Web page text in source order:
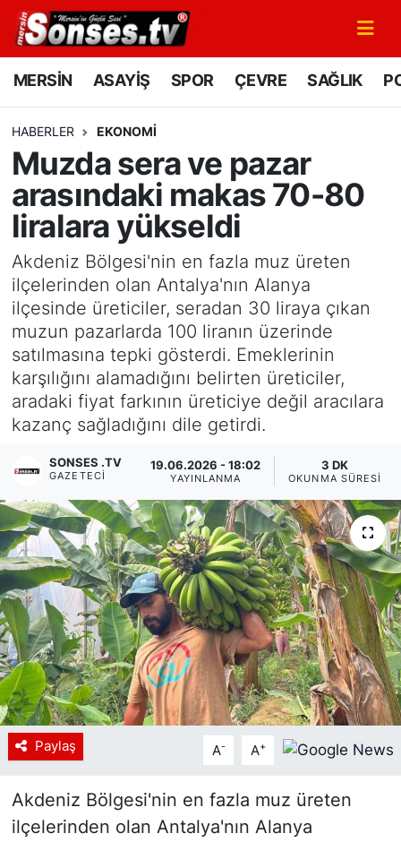
MERSİN ASAYİŞ SPOR ÇEVRE SAĞLIK
HABERLER EKONOMİ
Muzda sera ve pazar
arasındaki makas 70-80
liralara yükseldi
Akdeniz Bölgesi'nin en fazla muz üreten
ilçelerinden olan Antalya'nın Alanya
ilçesinde üreticiler, seradan 30 liraya çıkan
muzun pazarlarda 100 liranın üzerinde
satılmasına tepki gösterdi. Emeklerinin
karşılığını alamadığını belirten üreticiler,
aradaki fiyat farkının üreticiye değil aracılara
kazanç sağladığını dile getirdi.
SONSES .TV
GAZETECI
19.06.2026 - 18:02
YAYINLANMA
3 DK
OKUNMA SÜRESI
Paylaş A- A+
Akdeniz Bölgesi'nin en fazla muz üreten
ilçelerinden olan Antalya'nın Alanya
MERSİN
SPOR
GÜNÜN MANŞETİ
DÜNYA
KÜLTÜR - SANAT
MAGAZİN
SAĞLIK
Siyaset
YEREL HABER
Haberde insan
Tanıtım
Mersin Nöbetçi Eczaneler
Mersin Namaz Vakitleri
Mersin Trafik Yoğunluk Haritası
Süper Lig Puan Durumu ve Fikstür
Tüm Manşetler
Son Dakika Haberleri
Haber Arşivi